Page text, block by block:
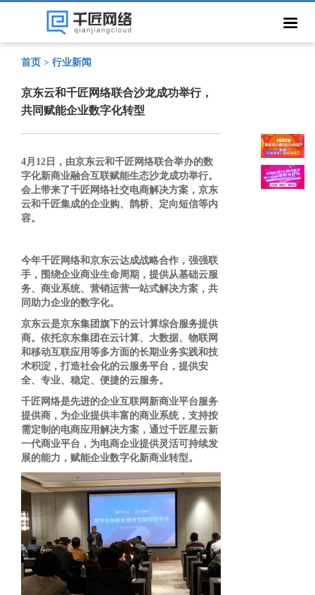
首页 > 行业新闻
京东云和千匠网络联合沙龙成功举行，
共同赋能企业数字化转型
4月12日，由京东云和千匠网络联合举办的数
字化新商业融合互联赋能生态沙龙成功举行。
会上带来了千匠网络社交电商解决方案，京东
云和千匠集成的企业购、鹊桥、定向短信等内
容。
今年千匠网络和京东云达成战略合作，强强联
手，围绕企业商业生命周期，提供从基础云服
务、商业系统、营销运营一站式解决方案，共
同助力企业的数字化。
京东云是京东集团旗下的云计算综合服务提供
商。依托京东集团在云计算、大数据、物联网
和移动互联应用等多方面的长期业务实践和技
术积淀，打造社会化的云服务平台，提供安
全、专业、稳定、便捷的云服务。
千匠网络是先进的企业互联网新商业平台服务
提供商，为企业提供丰富的商业系统，支持按
需定制的电商应用解决方案，通过千匠星云新
一代商业平台，为电商企业提供灵活可持续发
展的能力，赋能企业数字化新商业转型。